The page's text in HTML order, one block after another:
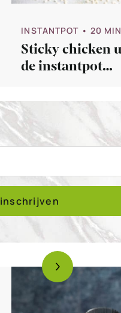
INSTANTPOT • 20 MIN
Sticky chicken
de instantpot
inschrijven